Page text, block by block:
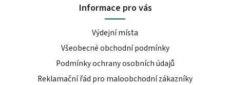
Informace pro vás
Výdejní místa
Všeobecné obchodní podmínky
Podmínky ochrany osobních údajů
Reklamační řád pro maloobchodní zákazníky